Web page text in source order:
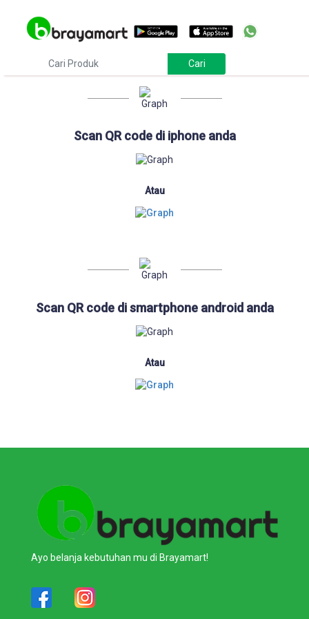
Download
Scan QR code di iphone anda
Atau
Scan QR code di smartphone android anda
Atau
Ayo belanja kebutuhan mu di Brayamart!